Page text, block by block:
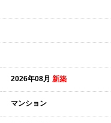
2026年08月 新築
マンション